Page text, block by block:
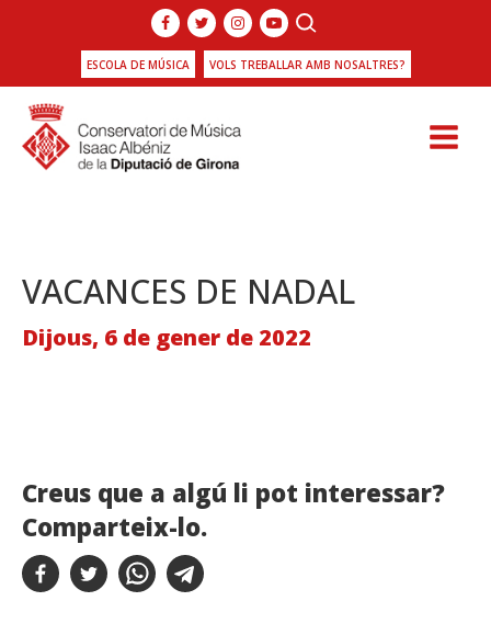
ESCOLA DE MÚSICA VOLS TREBALLAR AMB NOSALTRES?
VACANCES DE NADAL
Dijous, 6 de gener de 2022
Creus que a algú li pot interessar?
Comparteix-lo.